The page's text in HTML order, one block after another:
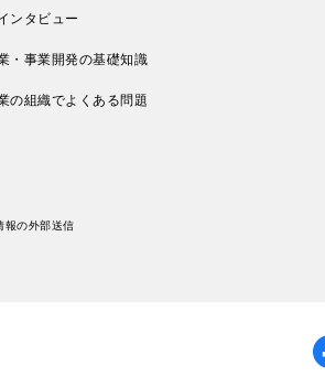
ンタビュー
・事業開発の基礎知識
の組織でよくある問題
報の外部送信